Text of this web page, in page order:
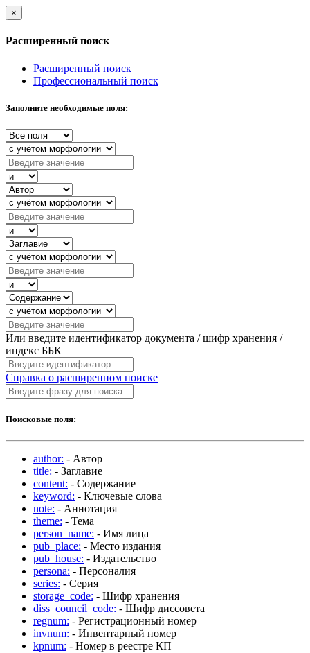
×
Расширенный поиск
Расширенный поиск
Профессиональный поиск
Заполните необходимые поля:
Или введите идентификатор документа / шифр хранения /
индекс ББК
Справка о расширенном поиске
Поисковые поля:
author: - Автор
title: - Заглавие
content: - Содержание
keyword: - Ключевые слова
note: - Аннотация
theme: - Тема
person_name: - Имя лица
pub_place: - Место издания
pub_house: - Издательство
persona: - Персоналия
series: - Серия
storage_code: - Шифр хранения
diss_council_code: - Шифр диссовета
regnum: - Регистрационный номер
invnum: - Инвентарный номер
kpnum: - Номер в реестре КП